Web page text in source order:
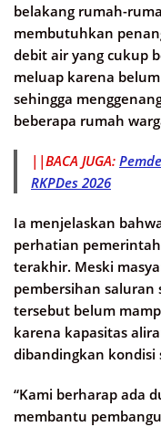
belakang rumah-
membutuhkan
debit air yang cukup
meluap karena
sehingga
beberapa rumah
||BACA JUGA:
RKPDes 2026
Ia menjelaskan
perhatian
terakhir. Meski
pembersihan saluran
tersebut belum
karena kapasitas
dibandingkan kondisi
“Kami berharap ada
membantu